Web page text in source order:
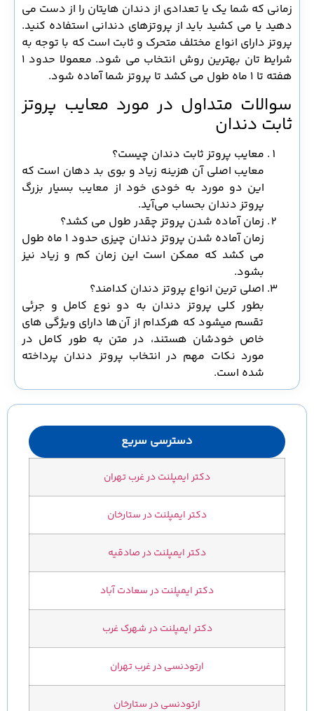
زمانی که شما یک یا تعدادی از دندان هایتان را از دست می
دهید یا می کشید باید از پروتزهای دندانی استفاده کنید.
پروتز دارای انواع مختلف متحرک و ثابت است که با توجه به
شرایط تان بهترین روش انتخاب می شود. معمولا حدود 1
هفته تا 1 ماه طول می کشد تا پروتز شما آماده شود.
سوالات متداول در مورد معایب پروتز
ثابت دندان
معایب پروتز ثابت دندان چیست؟
معایب اصلی آن هزینه زیاد و بوی بد دهان است که
این دو مورد به خودی خود از معایب بسیار بزرگ
پروتز دندان بحساب می‌آید.
زمان آماده شدن پروتز چقدر طول می کشد؟
زمان آماده شدن پروتز دندان چیزی حدود 1 ماه طول
می کشد که ممکن است این زمان کم و زیاد نیز
بشود.
اصلی ترین انواع پروتز دندان کدامند؟
بطور کلی پروتز دندان به دو نوع کامل و جرئی
تقسم میشود که هرکدام از آن‌ها دارای ویژگی های
خاص خودشان هستند، در متن به طور کامل در
مورد نکات مهم در انتخاب پروتز دندان پرداخته
شده است.
دسترسی سریع
دکتر ایمپلنت در غرب تهران
دکتر ایمپلنت در ستارخان
دکتر ایمپلنت در صادقیه
دکتر ایمپلنت در سعادت آباد
دکتر ایمپلنت در شهرک غرب
ارتودنسی در غرب تهران
ارتودنسی در ستارخان